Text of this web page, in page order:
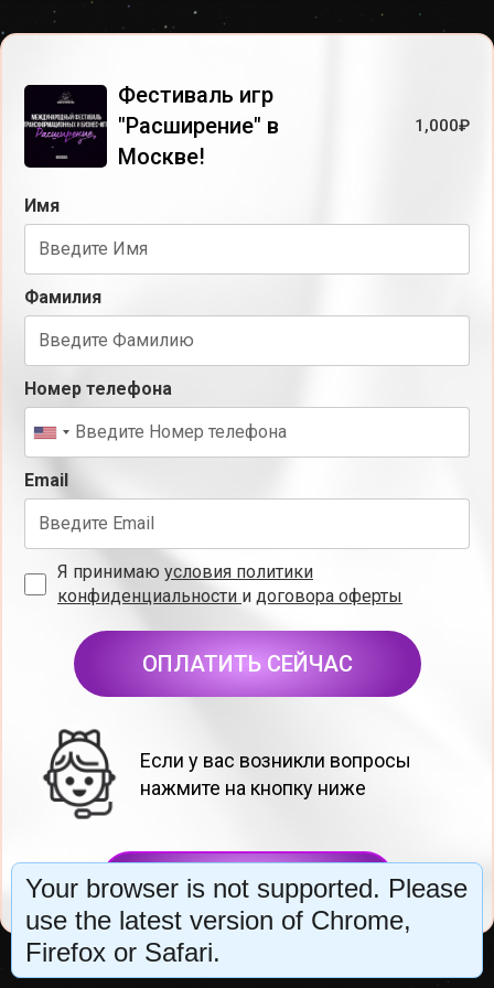
Фестиваль игр
"Расширение" в
Москве!
1,000₽
Имя
Фамилия
Номер телефона
Email
Я принимаю условия политики
конфиденциальности и договора оферты
ОПЛАТИТЬ СЕЙЧАС
Если у вас возникли вопросы
нажмите на кнопку ниже
ХОЧУ ПОМОЩИ
Your browser is not supported. Please
use the latest version of Chrome,
Firefox or Safari.